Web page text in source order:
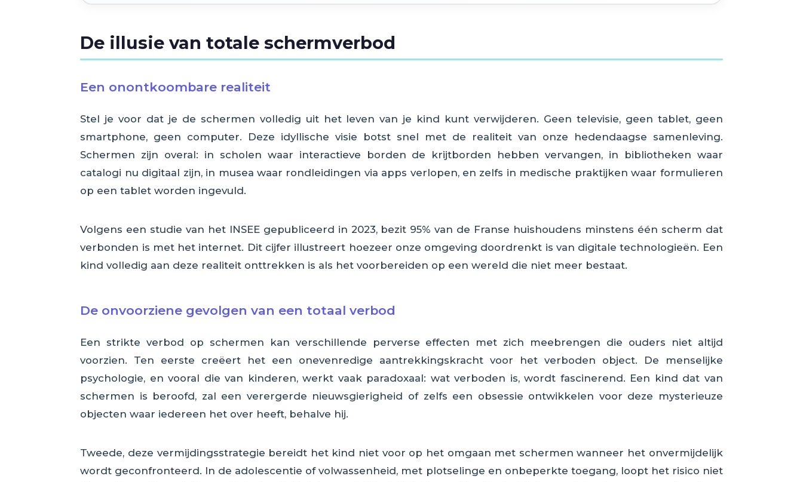
De illusie van totale schermverbod
Een onontkoombare realiteit
Stel je voor dat je de schermen volledig uit het leven van je kind kunt verwijderen. Geen televisie, geen tablet, geen
smartphone, geen computer. Deze idyllische visie botst snel met de realiteit van onze hedendaagse samenleving.
Schermen zijn overal: in scholen waar interactieve borden de krijtborden hebben vervangen, in bibliotheken waar
catalogi nu digitaal zijn, in musea waar rondleidingen via apps verlopen, en zelfs in medische praktijken waar formulieren
op een tablet worden ingevuld.
Volgens een studie van het INSEE gepubliceerd in 2023, bezit 95% van de Franse huishoudens minstens één scherm dat
verbonden is met het internet. Dit cijfer illustreert hoezeer onze omgeving doordrenkt is van digitale technologieën. Een
kind volledig aan deze realiteit onttrekken is als het voorbereiden op een wereld die niet meer bestaat.
De onvoorziene gevolgen van een totaal verbod
Een strikte verbod op schermen kan verschillende perverse effecten met zich meebrengen die ouders niet altijd
voorzien. Ten eerste creëert het een onevenredige aantrekkingskracht voor het verboden object. De menselijke
psychologie, en vooral die van kinderen, werkt vaak paradoxaal: wat verboden is, wordt fascinerend. Een kind dat van
schermen is beroofd, zal een verergerde nieuwsgierigheid of zelfs een obsessie ontwikkelen voor deze mysterieuze
objecten waar iedereen het over heeft, behalve hij.
Tweede, deze vermijdingsstrategie bereidt het kind niet voor op het omgaan met schermen wanneer het onvermijdelijk
wordt geconfronteerd. In de adolescentie of volwassenheid, met plotselinge en onbeperkte toegang, loopt het risico niet